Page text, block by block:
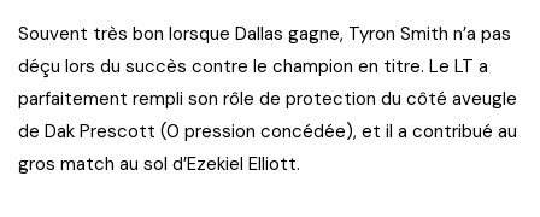
Souvent très bon lorsque Dallas gagne, Tyron Smith n’a pas
déçu lors du succès contre le champion en titre. Le LT a
parfaitement rempli son rôle de protection du côté aveugle
de Dak Prescott (0 pression concédée), et il a contribué au
gros match au sol d’Ezekiel Elliott.